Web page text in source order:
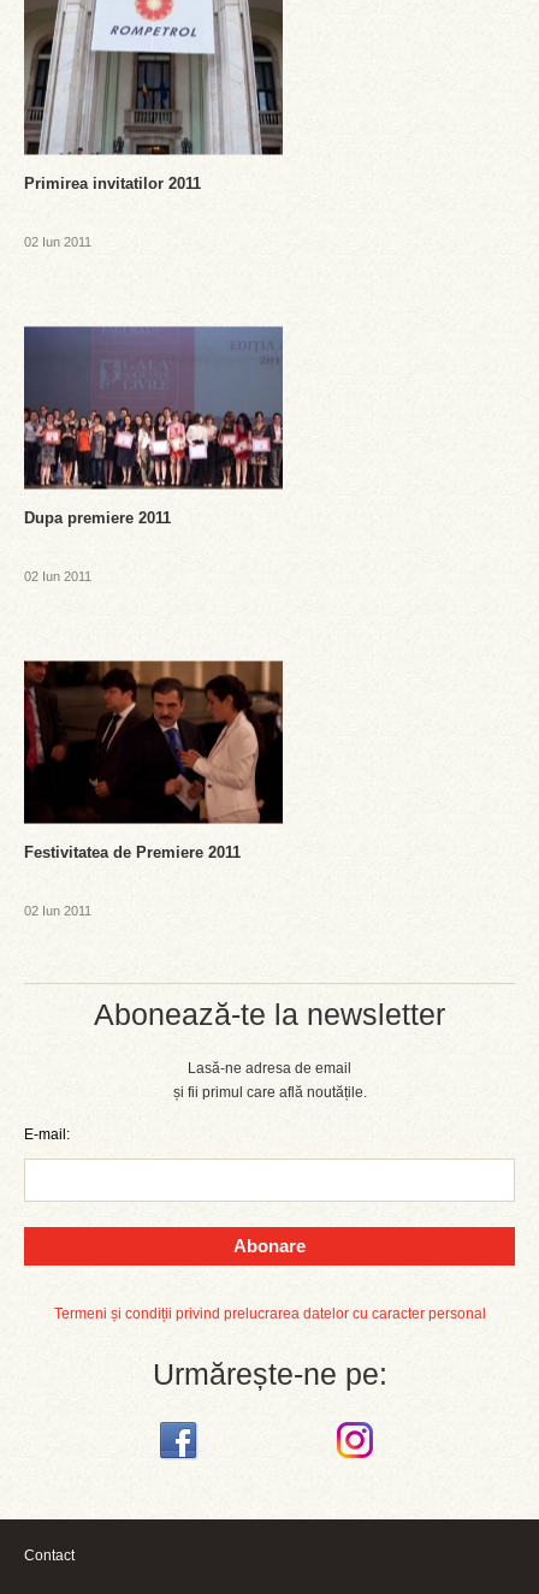
Abonează-te la newsletter
Lasă-ne adresa de email
și fii primul care află noutățile.
E-mail:
Abonare
Termeni și condiții privind prelucrarea datelor cu caracter personal
Urmărește-ne pe:
Primirea invitatilor 2011
02 Iun 2011
Dupa premiere 2011
02 Iun 2011
Festivitatea de Premiere 2011
02 Iun 2011
Contact